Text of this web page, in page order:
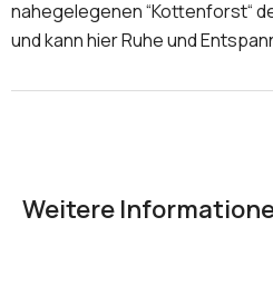
nahegelegenen “Kottenforst“
und kann hier Ruhe und
Weitere